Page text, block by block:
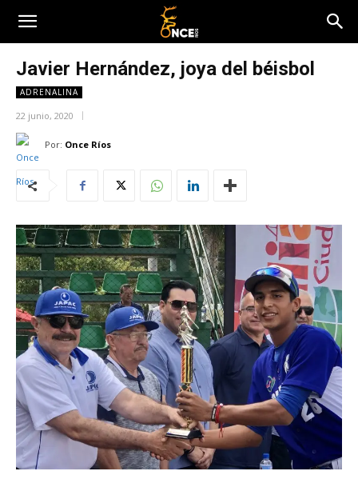
Javier Hernández, joya del béisbol
ADRENALINA
22 junio, 2020
Por: Once Ríos